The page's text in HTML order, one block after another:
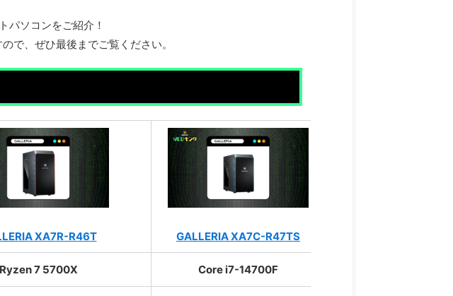
パソコンをご紹介！
で、ぜひ最後までご覧ください。
XA7R-R46T GALLERIA XA7C-R47TS
Ryzen 7 5700X Core i7-14700F